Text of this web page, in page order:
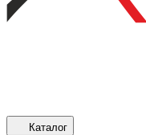
Каталог